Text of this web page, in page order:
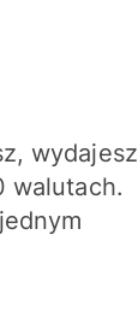
wydajesz
walutach.